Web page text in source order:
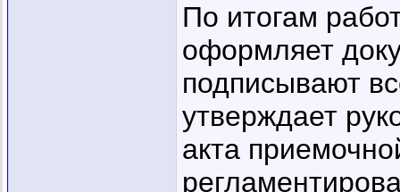
По итогам
оформляет
подписывают
утверждает
акта